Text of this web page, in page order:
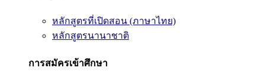
หลักสูตรที่เปิดสอน (ภาษาไทย)
หลักสูตรนานาชาติ
การสมัครเข้าศึกษา